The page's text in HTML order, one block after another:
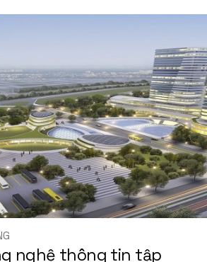
nghệ thông tin tập